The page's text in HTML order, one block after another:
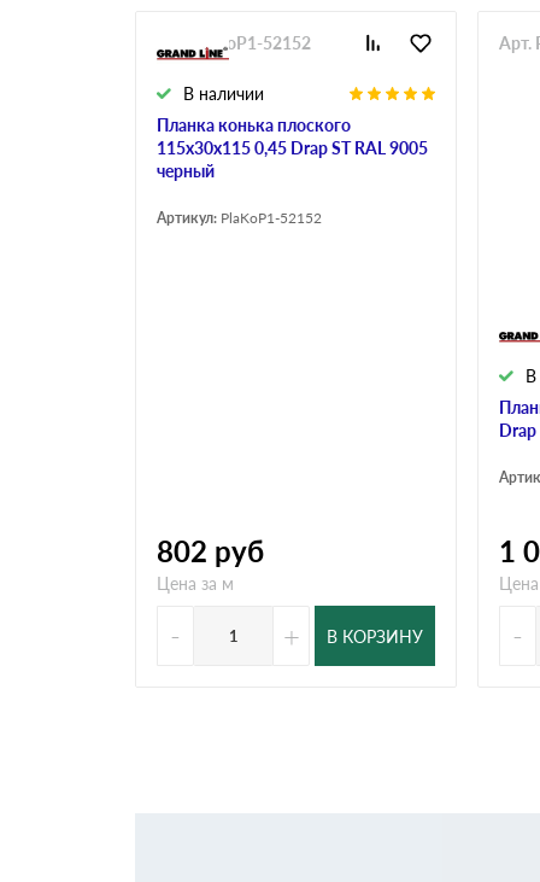
Планка конька плоского
115х30х115 0,45 Drap ST RAL 9005
черный
В наличии
Арт. PlaKoP1-52152
Артикул: PlaKoP1-52152
802 руб
Цена за м
- + В КОРЗИНУ
Drap
В
Арт.
1
-